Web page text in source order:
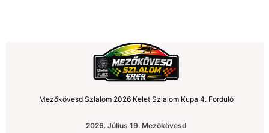
Mezőkövesd Szlalom 2026 Kelet Szlalom Kupa 4. Forduló
2026. Július 19. Mezőkövesd